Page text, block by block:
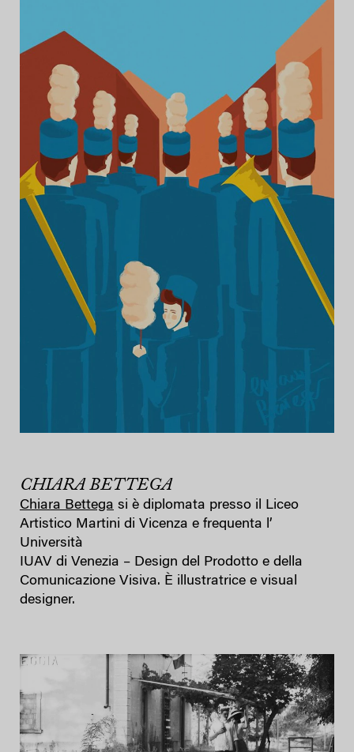
CHIARA BETTEGA
Chiara Bettega si è diplomata presso il Liceo
Artistico Martini di Vicenza e frequenta l’
Università
IUAV di Venezia – Design del Prodotto e della
Comunicazione Visiva. È illustratrice e visual
designer.